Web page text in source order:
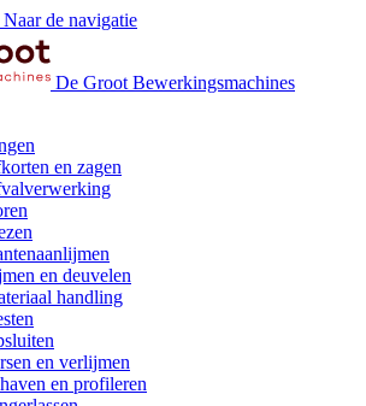
Naar de navigatie
De Groot Bewerkingsmachines
en zagen
en deuvelen
handling
en verlijmen
en profileren